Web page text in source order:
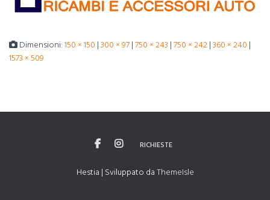
Dimensioni:150 × 150 |300 × 97|750 × 243 |750 × 242|360 × 240 |
1573 × 509
RICHIESTE
Hestia | Sviluppato daThemeIsle